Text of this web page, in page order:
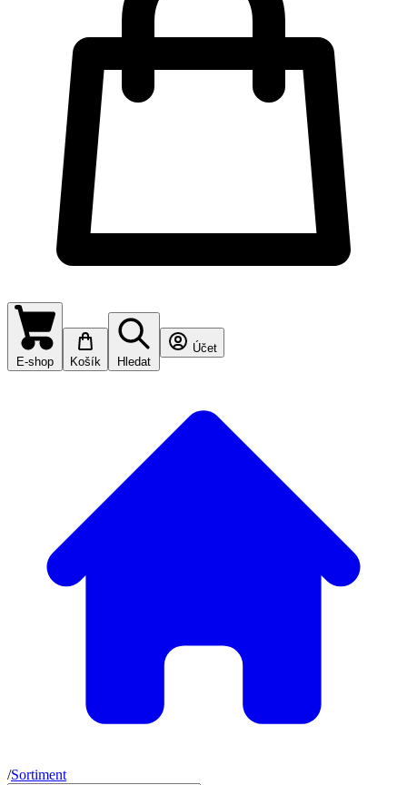
E-shop Košík Hledat
Účet
/Sortiment